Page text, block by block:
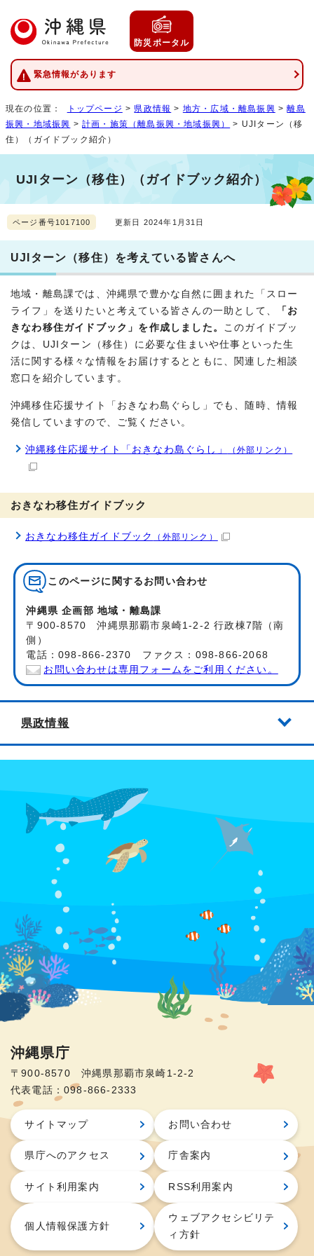
防災ポータル
緊急情報があります
現在の位置： トップページ > 県政情報 > 地方・広域・離島振興 >離島
振興・地域振興 >計画・施策（離島振興・地域振興）
> UJIターン（移
住）（ガイドブック紹介）
UJIターン（移住）（ガイドブック紹介）
ページ番号1017100 更新日 2024年1月31日
UJIターン（移住）を考えている皆さんへ
地域・離島課では、沖縄県で豊かな自然に囲まれた「スロー
ライフ」を送りたいと考えている皆さんの一助として、
「お
きなわ移住ガイドブック」を作成しました。
このガイドブッ
クは、UJIターン（移住）に必要な住まいや仕事といった生
活に関する様々な情報をお届けするとともに、関連した相談
窓口を紹介しています。
沖縄移住応援サイト「おきなわ島ぐらし」でも、随時、情報
発信していますので、ご覧ください。
沖縄移住応援サイト「おきなわ島ぐらし」 （外部リンク）
おきなわ移住ガイドブック
おきなわ移住ガイドブック （外部リンク）
このページに関する お問い合わせ
沖縄県 企画部 地域・離島課
〒900-8570 沖縄県那覇市泉崎1-2-2 行政棟7階（南
側）
電話：098-866-2370 ファクス：098-866-2068
お問い合わせは専用フォームをご利用ください。
県政情報
沖縄県庁
〒900-8570 沖縄県那覇市泉崎1-2-2
代表電話：098-866-2333
サイトマップ お問い合わせ
県庁へのアクセス 庁舎案内
サイト利用案内 RSS利用案内
個人情報保護方針
ウェブアクセシビリテ
ィ方針